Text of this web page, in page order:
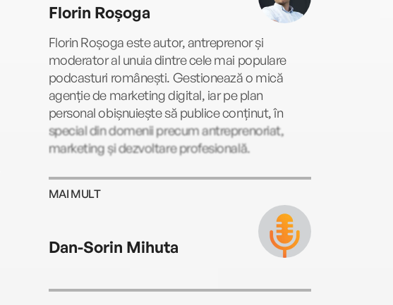
Florin Roșoga
Florin Roșoga este autor, antreprenor și
moderator al unuia dintre cele mai populare
podcasturi românești. Gestionează o mică
agenție de marketing digital, iar pe plan
personal obișnuiește să publice conținut, în
special din domenii precum antreprenoriat,
marketing și dezvoltare profesională.
MAI MULT
Dan-Sorin Mihuta